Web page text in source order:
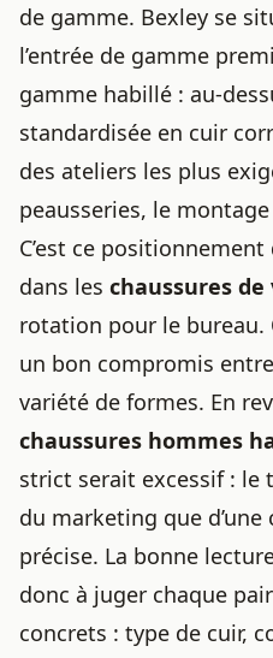
de gamme. Bexley se
l’entrée de gamme
gamme habillé : au-
standardisée en cuir
des ateliers les plus
peausseries, le
C’est ce
dans les chaussures de
rotation pour le bureau.
un bon compromis
variété de formes. En
chaussures hommes
strict serait excessif : le
du marketing que
précise. La bonne
donc à juger chaque
concrets : type de cuir,